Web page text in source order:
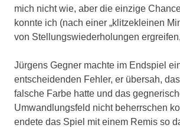
mich nicht wie, aber die einzige
konnte ich (nach einer „klitzekleinen
von Stellungswiederholungen
Jürgens Gegner machte im Endspiel
entscheidenden Fehler, er übersah,
falsche Farbe hatte und das
Umwandlungsfeld nicht beherrschen
endete das Spiel mit einem Remis so